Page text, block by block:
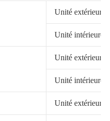
Unité extérieure
Unité intérieure
Unité extérieure
Unité intérieure
Unité extérieure/